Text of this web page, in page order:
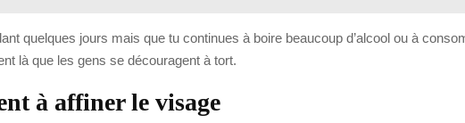
quelques jours mais que tu continues à boire beaucoup d’alcool ou à
là que les gens se découragent à tort.
à affiner le visage